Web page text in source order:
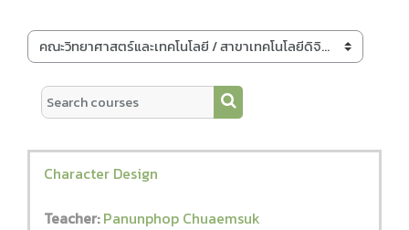
Course categories
Search courses
Search courses
Character Design
Teacher:Panunphop Chuaemsuk